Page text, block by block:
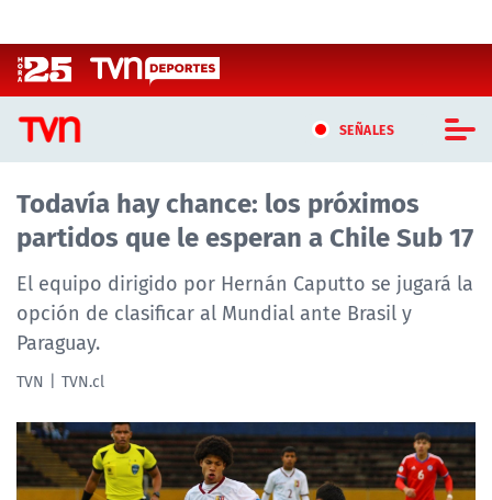
SEÑALES
CASTING MASTERCHEF CHILE
CASTING TVN VERTICAL
TVN VERTICAL
TVN PLAY
TELESERIES
Todavía hay chance: los próximos
partidos que le esperan a Chile Sub 17
El equipo dirigido por Hernán Caputto se jugará la
opción de clasificar al Mundial ante Brasil y
Paraguay.
TVN TVN.cl